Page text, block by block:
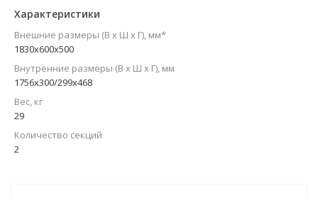
Характеристики
Внешние размеры (В х Ш х Г), мм*
1830x600x500
Внутренние размеры (В х Ш х Г), мм
1756x300/299x468
Вес, кг
29
Количество секций
2